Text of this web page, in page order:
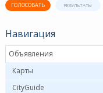
ГОЛОСОВАТЬ РЕЗУЛЬТАТЫ
Навигация
Объявления
Карты
CityGuide